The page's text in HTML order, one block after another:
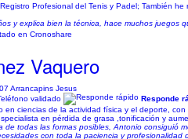
Profesional del Tenis y Padel; También
y explica bien la técnica, hace muchos juegos
en Cronoshare
Vaquero
Arrancapins Jesus
validado
Responde
en ciencias de la actividad física y el deporte,
en pérdida de grasa ,tonificación y
de todas las formas posibles, Antonio consiguió
con toda la paciencia y